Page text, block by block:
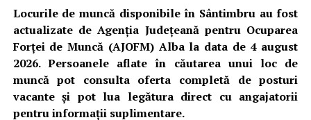
Locurile de muncă disponibile în Sântimbru au fost
actualizate de Agenția Județeană pentru Ocuparea
Forței de Muncă (AJOFM) Alba la data de 4 august
2026. Persoanele aflate în căutarea unui loc de
muncă pot consulta oferta completă de posturi
vacante și pot lua legătura direct cu angajatorii
pentru informații suplimentare.